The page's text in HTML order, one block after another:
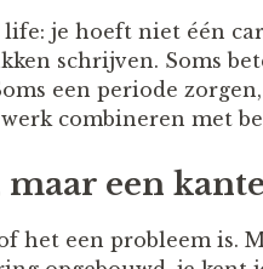
je hoeft niet één
schrijven. Soms
een periode
combineren met
een
het een probleem is.